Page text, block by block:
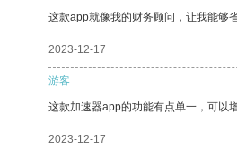
这款app就像我的财务顾问，让我能够
2023-12-17
游客
这款加速器app的功能有点单一，可以
2023-12-17